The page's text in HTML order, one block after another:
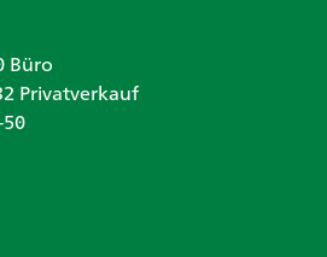
Büro
Privatverkauf